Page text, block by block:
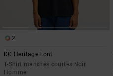
2
DC Heritage Font
T-Shirt manches courtes Noir
Homme